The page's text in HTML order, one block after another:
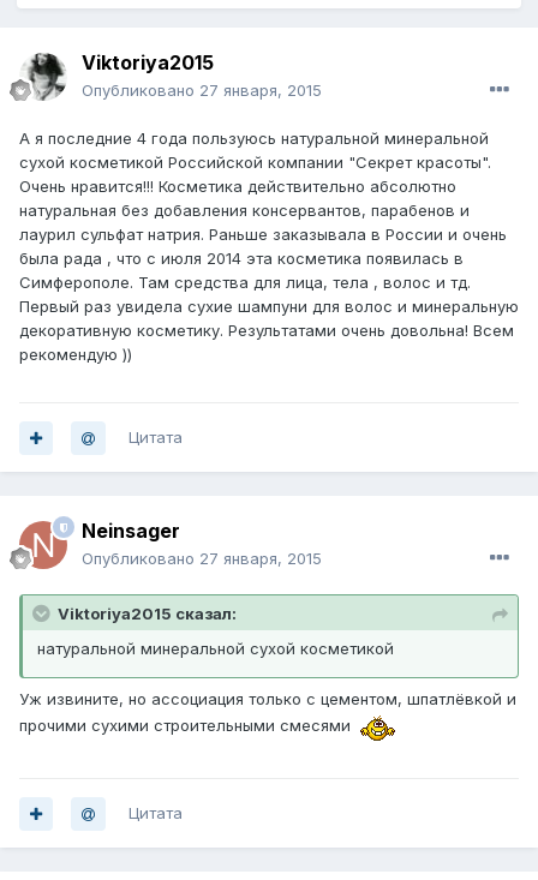
Viktoriya2015
Опубликовано 27 января, 2015
А я последние 4 года пользуюсь натуральной минеральной
сухой косметикой Российской компании "Секрет красоты".
Очень нравится!!! Косметика действительно абсолютно
натуральная без добавления консервантов, парабенов и
лаурил сульфат натрия. Раньше заказывала в России и очень
была рада , что с июля 2014 эта косметика появилась в
Симферополе. Там средства для лица, тела , волос и тд.
Первый раз увидела сухие шампуни для волос и минеральную
декоративную косметику. Результатами очень довольна! Всем
рекомендую ))
Цитата
Neinsager
Опубликовано 27 января, 2015
Viktoriya2015 сказал:
натуральной минеральной сухой косметикой
Уж извините, но ассоциация только с цементом, шпатлёвкой и
прочими сухими строительными смесями
Цитата